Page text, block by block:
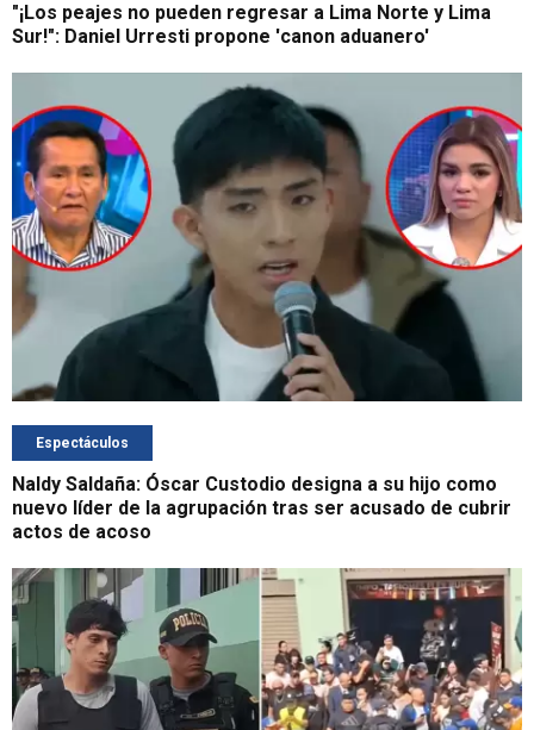
"¡Los peajes no pueden regresar a Lima Norte y Lima
Sur!": Daniel Urresti propone 'canon aduanero'
Espectáculos
Naldy Saldaña: Óscar Custodio designa a su hijo como
nuevo líder de la agrupación tras ser acusado de cubrir
actos de acoso